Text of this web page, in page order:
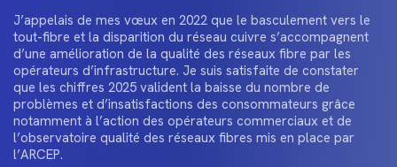
J’appelais de mes vœux en 2022 que le basculement vers le
tout-fibre et la disparition du réseau cuivre s’accompagnent
d’une amélioration de la qualité des réseaux fibre par les
opérateurs d’infrastructure. Je suis satisfaite de constater
que les chiffres 2025 valident la baisse du nombre de
problèmes et d’insatisfactions des consommateurs grâce
notamment à l’action des opérateurs commerciaux et de
l’observatoire qualité des réseaux fibres mis en place par
l’ARCEP.